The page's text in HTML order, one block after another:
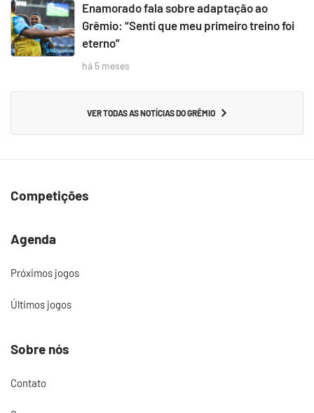
Enamorado fala sobre adaptação ao
Grêmio: “Senti que meu primeiro treino foi
eterno”
há 5 meses
VER TODAS AS NOTÍCIAS DO GRÊMIO
Competições
Agenda
Próximos jogos
Últimos jogos
Sobre nós
Contato